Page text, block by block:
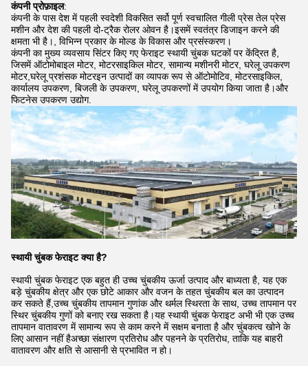
कंपनी प्रोफ़ाइल:
कंपनी के पास देश में पहली स्वदेशी विकसित सर्वो पूर्ण स्वचालित गीली प्रेस तेल प्रेस
मशीन और देश की पहली दो-ट्रैक रोलर ओवन है।इसमें स्वतंत्र डिजाइन करने की
क्षमता भी है।, विभिन्न प्रकार के मोल्ड के विकास और प्रसंस्करण।
कंपनी का मुख्य व्यवसाय सिंटर किए गए फेराइट स्थायी चुंबक घटकों पर केंद्रित है,
जिसमें ऑटोमोबाइल मोटर, मोटरसाइकिल मोटर, सामान्य मशीनरी मोटर, घरेलू उपकरण
मोटर,घरेलू प्रशंसक मोटरइन उत्पादों का व्यापक रूप से ऑटोमोटिव, मोटरसाइकिल,
कार्यालय उपकरण, बिजली के उपकरण, घरेलू उपकरणों में उपयोग किया जाता है।और
फिटनेस उपकरण उद्योग.
स्थायी चुंबक फेराइट क्या है?
स्थायी चुंबक फेराइट एक बहुत ही उच्च चुंबकीय ऊर्जा उत्पाद और बाध्यता है, यह एक
बड़े चुंबकीय क्षेत्र और एक छोटे आकार और वजन के तहत चुंबकीय बल का उत्पादन
कर सकते हैं,उच्च चुंबकीय तापमान गुणांक और थर्मल स्थिरता के साथ, उच्च तापमान पर
स्थिर चुंबकीय गुणों को बनाए रख सकता है।यह स्थायी चुंबक फेराइट अभी भी एक उच्च
तापमान वातावरण में सामान्य रूप से काम करने में सक्षम बनाता है और चुंबकत्व खोने के
लिए आसान नहीं हैअच्छा संक्षारण प्रतिरोध और पहनने के प्रतिरोध, ताकि यह बाहरी
वातावरण और क्षति से आसानी से प्रभावित न हो।